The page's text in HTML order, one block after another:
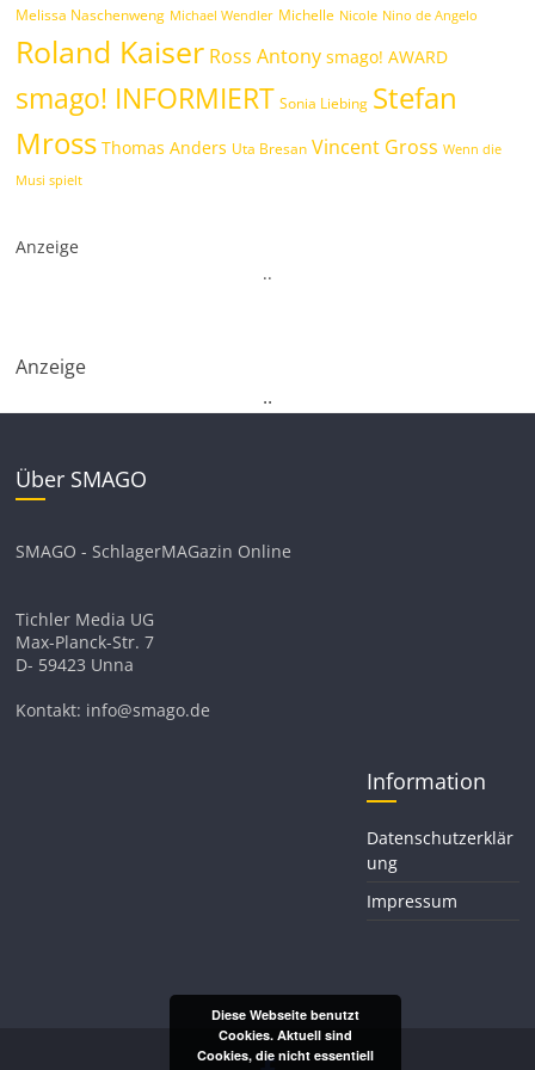
Melissa Naschenweng Michael Wendler Michelle Nicole Nino de Angelo
Roland Kaiser Ross Antony smago! AWARD
smago! INFORMIERT Sonia Liebing Stefan
Mross Thomas Anders Uta Bresan Vincent Gross Wenn die
Musi spielt
Anzeige
..
Anzeige
..
Über SMAGO
SMAGO - SchlagerMAGazin Online
Tichler Media UG
Max-Planck-Str. 7
D- 59423 Unna
Kontakt: info@smago.de
Information
Datenschutzerklär
ung
Impressum
Diese Webseite benutzt
Cookies. Aktuell sind
Cookies, die nicht essentiell